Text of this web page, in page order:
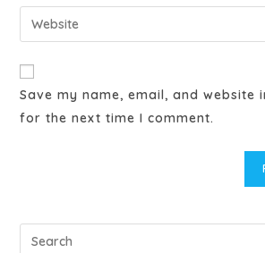
Save my name, email, and website
for the next time I comment.